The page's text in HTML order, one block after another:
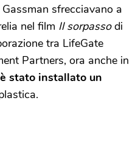
sfrecciavano a
nel film Il sorpassodi
tra LifeGate
Partners, ora anche in
è stato installato un